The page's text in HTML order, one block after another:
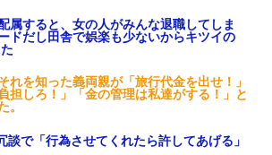
属すると、女の人がみんな退職してしま
ドだし田舎で娯楽も少ないからキツイの
を知った義両親が「旅行代金を出せ！」
担しろ！」「金の管理は私達がする！」と
。
談で「行為させてくれたら許してあげる」